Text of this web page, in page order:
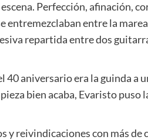
Perfección, afinación,
entremezclaban entre la
repartida entre dos
40 aniversario era la guinda a
bien acaba, Evaristo
y reivindicaciones con más